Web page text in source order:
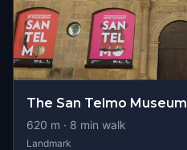
The San Telmo Museum
620 m · 8 min walk
Landmark